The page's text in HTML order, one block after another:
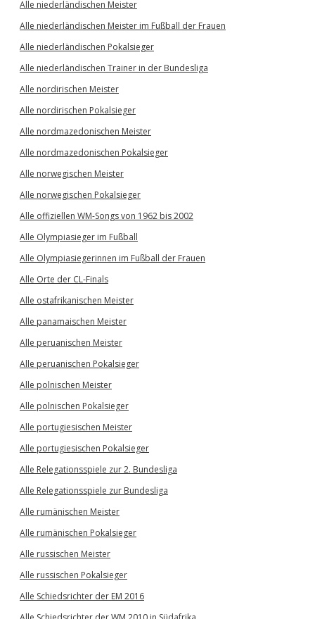
Alle niederländischen Meister
Alle niederländischen Meister im Fußball der Frauen
Alle niederländischen Pokalsieger
Alle niederländischen Trainer in der Bundesliga
Alle nordirischen Meister
Alle nordirischen Pokalsieger
Alle nordmazedonischen Meister
Alle nordmazedonischen Pokalsieger
Alle norwegischen Meister
Alle norwegischen Pokalsieger
Alle offiziellen WM-Songs von 1962 bis 2002
Alle Olympiasieger im Fußball
Alle Olympiasiegerinnen im Fußball der Frauen
Alle Orte der CL-Finals
Alle ostafrikanischen Meister
Alle panamaischen Meister
Alle peruanischen Meister
Alle peruanischen Pokalsieger
Alle polnischen Meister
Alle polnischen Pokalsieger
Alle portugiesischen Meister
Alle portugiesischen Pokalsieger
Alle Relegationsspiele zur 2. Bundesliga
Alle Relegationsspiele zur Bundesliga
Alle rumänischen Meister
Alle rumänischen Pokalsieger
Alle russischen Meister
Alle russischen Pokalsieger
Alle Schiedsrichter der EM 2016